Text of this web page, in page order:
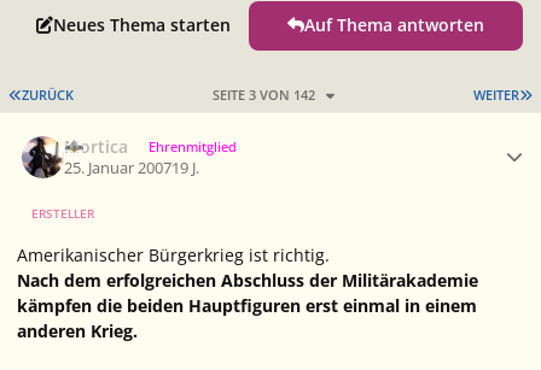
Neues Thema starten Auf Thema antworten
ERSTE SEITE
ZURÜCK WEITER
SEITE 3 VON 142
Mortica Ehrenmitglied
25. Januar 200719 J.
ERSTELLER
Amerikanischer Bürgerkrieg ist richtig.
Nach dem erfolgreichen Abschluss der Militärakademie
kämpfen die beiden Hauptfiguren erst einmal in einem
anderen Krieg.